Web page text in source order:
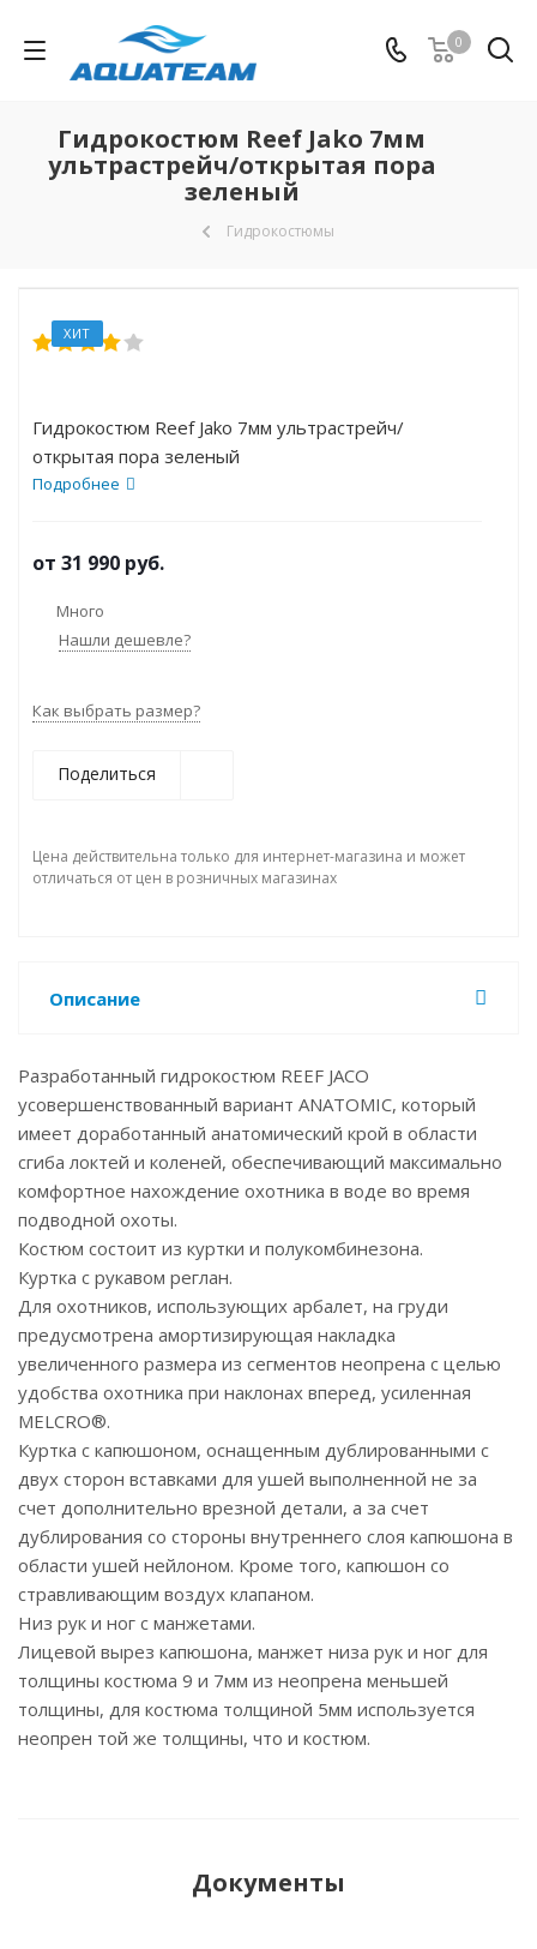
0
Гидрокостюм Reef Jako 7мм
ультрастрейч/открытая пора
зеленый
Гидрокостюмы
ХИТ
Гидрокостюм Reef Jako 7мм ультрастрейч/
открытая пора зеленый
Подробнее
от 31 990 руб.
Много
Нашли дешевле?
Как выбрать размер?
Поделиться
Цена действительна только для интернет-магазина и может
отличаться от цен в розничных магазинах
Описание
Разработанный гидрокостюм REEF JACO
усовершенствованный вариант ANATOMIC, который
имеет доработанный анатомический крой в области
сгиба локтей и коленей, обеспечивающий максимально
комфортное нахождение охотника в воде во время
подводной охоты.
Костюм состоит из куртки и полукомбинезона.
Куртка с рукавом реглан.
Для охотников, использующих арбалет, на груди
предусмотрена амортизирующая накладка
увеличенного размера из сегментов неопрена с целью
удобства охотника при наклонах вперед, усиленная
MELCRO®.
Куртка с капюшоном, оснащенным дублированными с
двух сторон вставками для ушей выполненной не за
счет дополнительно врезной детали, а за счет
дублирования со стороны внутреннего слоя капюшона в
области ушей нейлоном. Кроме того, капюшон со
стравливающим воздух клапаном.
Низ рук и ног с манжетами.
Лицевой вырез капюшона, манжет низа рук и ног для
толщины костюма 9 и 7мм из неопрена меньшей
толщины, для костюма толщиной 5мм используется
неопрен той же толщины, что и костюм.
Документы